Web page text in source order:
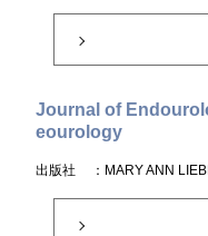
Journal of
eourology
出版社 ：MARY ANN